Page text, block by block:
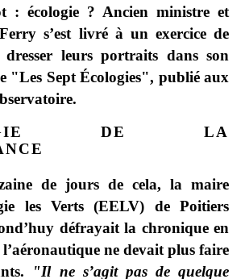
: écologie ? Ancien ministre et
s’est livré à un exercice de
leurs portraits dans son
"Les Sept Écologies", publié aux
DE LA
de jours de cela, la maire
les Verts (EELV) de Poitiers
défrayait la chronique en
ne devait plus faire
"Il ne s’agit pas de quelque